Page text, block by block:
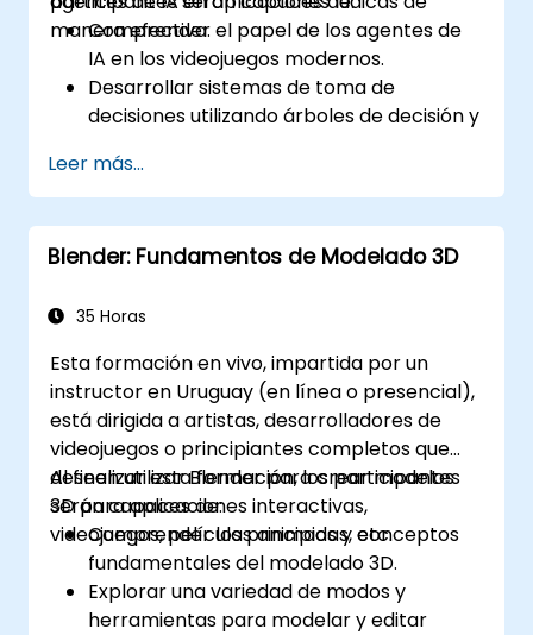
manera efectiva.
Comprender el papel de los agentes de
IA en los videojuegos modernos.
Desarrollar sistemas de toma de
decisiones utilizando árboles de decisión y
Implementar algoritmos de búsqueda de
caminos, como A*, para la navegación
dentro del juego.
Aplicar técnicas de aprendizaje por
IA adaptativos.
entornos lúdicos en tiempo real.
Leer más...
Blender: Fundamentos de Modelado 3D
35 Horas
Esta formación en vivo, impartida por un
instructor en Uruguay (en línea o presencial),
está dirigida a artistas, desarrolladores de
videojuegos o principiantes completos que
deseen utilizar Blender para crear modelos
3D para aplicaciones interactivas,
videojuegos, películas animadas, etc.
Al finalizar esta formación, los participantes
serán capaces de:
Comprender los principios y conceptos
fundamentales del modelado 3D.
Explorar una variedad de modos y
herramientas para modelar y editar